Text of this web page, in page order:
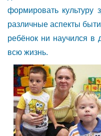
формировать
различные аспекты
ребёнок ни научился в
всю жизнь.